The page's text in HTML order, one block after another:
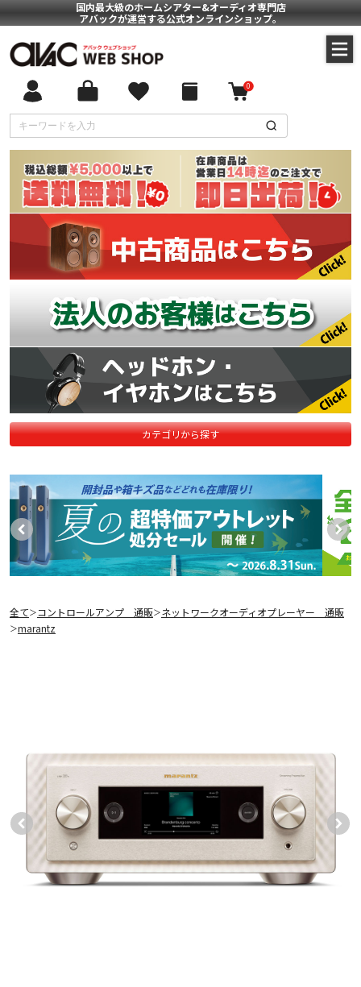
国内最大級のホームシアター&オーディオ専門店
アバックが運営する公式オンラインショップ。
0
カテゴリから探す
全て＞コントロールアンプ 通販＞ネットワークオーディオプレーヤー 通販
＞marantz